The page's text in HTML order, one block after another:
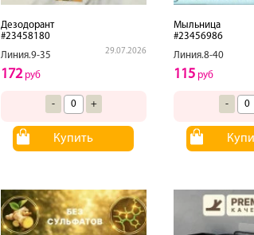
Дезодорант
#23458180
Линия.9-35
29.07.2026
172руб
- +
Купить
Мыльница
#23456986
Линия.8-40
115 руб
-